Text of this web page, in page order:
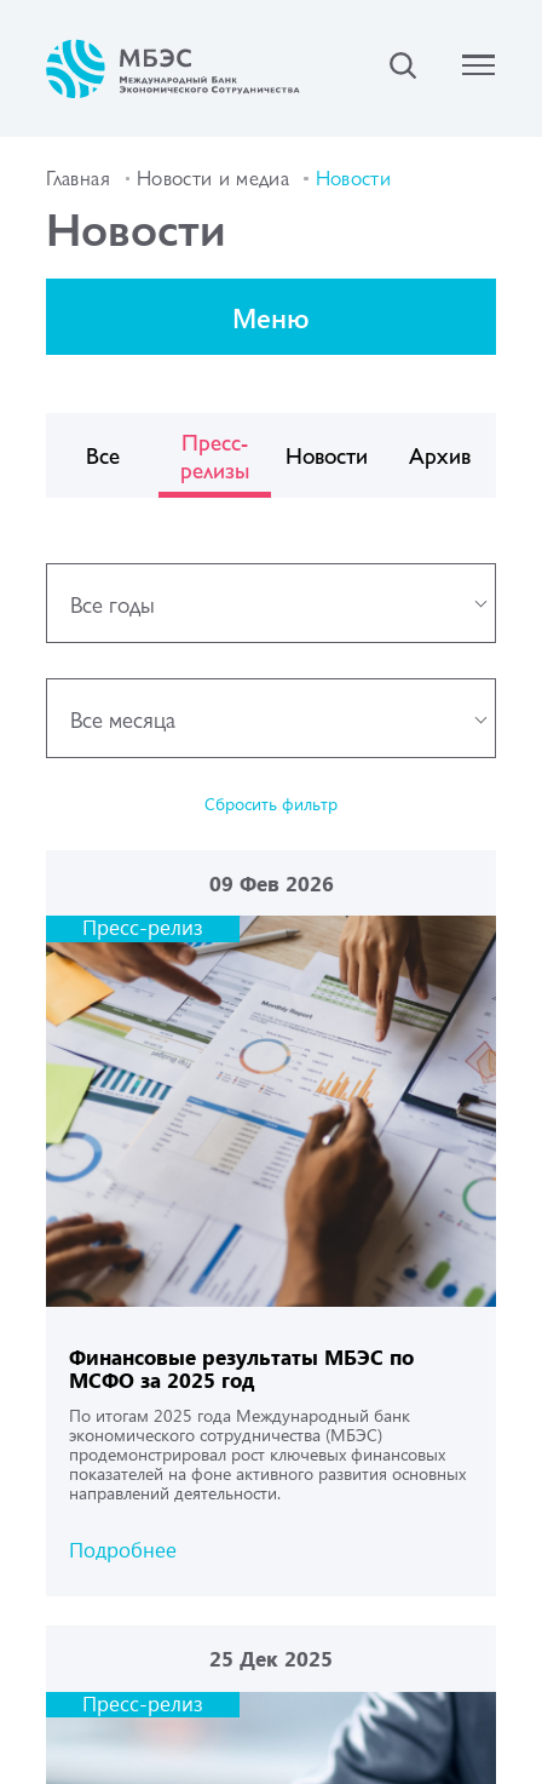
Главная Новости и медиа Новости
Новости
Все
Пресс-
релизы
Новости Архив
Все годы
Все месяца
Сбросить фильтр
09 Фев 2026
Пресс-релиз
Финансовые результаты МБЭС по
МСФО за 2025 год
По итогам 2025 года Международный банк
экономического сотрудничества (МБЭС)
продемонстрировал рост ключевых финансовых
показателей на фоне активного развития основных
направлений деятельности.
Подробнее
25 Дек 2025
Пресс-релиз
Меню